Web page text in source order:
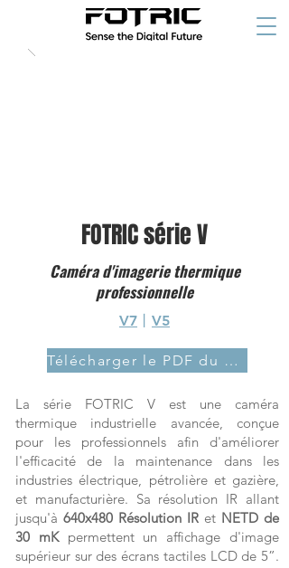
FOTRIC série V
Caméra d'imagerie thermique
professionnelle
V7 V5
Télécharger le PDF du catalogue
La série FOTRIC V est une caméra
thermique industrielle avancée, conçue
pour les professionnels afin d'améliorer
l'efficacité de la maintenance dans les
industries électrique, pétrolière et gazière,
et manufacturière. Sa résolution IR allant
jusqu'à 640x480 Résolution IR et NETD de
30 mKpermettent un affichage d'image
supérieur sur des écrans tactiles LCD de 5”.